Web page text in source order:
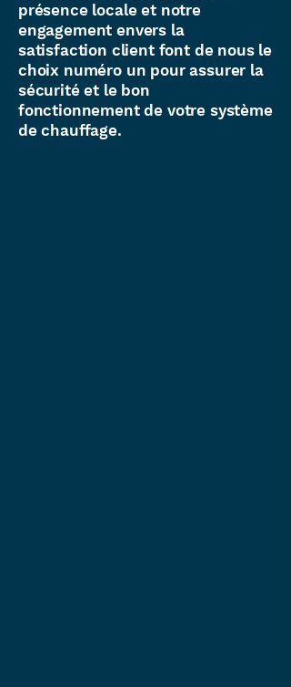
présence locale et notre
engagement envers la
satisfaction client font de nous le
choix numéro un pour assurer la
sécurité et le bon
fonctionnement de votre système
de chauffage.